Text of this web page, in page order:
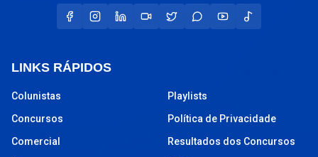
LINKS RÁPIDOS
Colunistas
Concursos
Comercial
Playlists
Política de Privacidade
Resultados dos Concursos